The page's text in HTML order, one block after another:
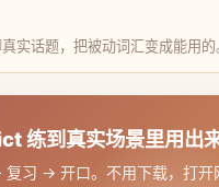
实话题，把被动词汇变成能用的
练到真实场景里用出
习 → 开口。不用下载，打开